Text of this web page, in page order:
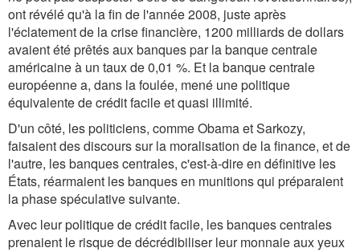
ont révélé qu'à la fin de l'année 2008, juste après
l'éclatement de la crise financière, 1200 milliards de dollars
avaient été prêtés aux banques par la banque centrale
américaine à un taux de 0,01 %. Et la banque centrale
européenne a, dans la foulée, mené une politique
équivalente de crédit facile et quasi illimité.
D'un côté, les politiciens, comme Obama et Sarkozy,
faisaient des discours sur la moralisation de la finance, et de
l'autre, les banques centrales, c'est-à-dire en définitive les
États, réarmaient les banques en munitions qui préparaient
la phase spéculative suivante.
Avec leur politique de crédit facile, les banques centrales
prenaient le risque de décrédibiliser leur monnaie aux yeux